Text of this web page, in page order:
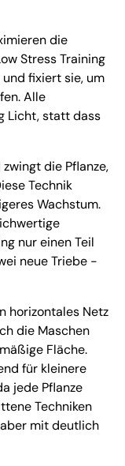
die
Stress Training
fixiert sie, um
Alle
Licht, statt dass
die Pflanze,
Technik
Wachstum.
nur einen Teil
neue Triebe -
horizontales Netz
die Maschen
Fläche.
für kleinere
jede Pflanze
Techniken
mit deutlich